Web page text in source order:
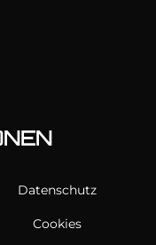
Datenschutz
Cookies